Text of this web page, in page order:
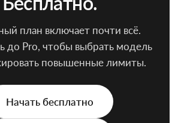
план включает почти всё.
до Pro, чтобы выбрать модель
повышенные лимиты.
Начать бесплатно